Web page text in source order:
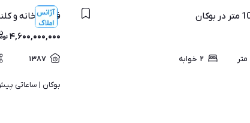
متر ۲ خوابه
فروش خانه و کلنگی 80 متر در
۴,۶۰۰,۰۰۰,۰۰۰
۱۳۸۷
بوکان | ساعاتی